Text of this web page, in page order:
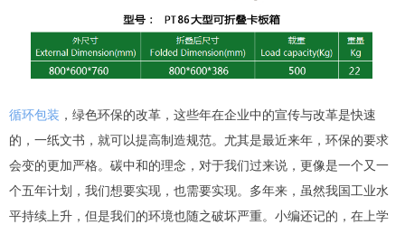
循环包装 ，绿色环保的改革，这些年在企业中的宣传与改革是快速
的，一纸文书，就可以提高制造规范。尤其是最近来年，环保的要求
会变的更加严格。碳中和的理念，对于我们过来说，更像是一个又一
个五年计划，我们想要实现，也需要实现。多年来，虽然我国工业水
平持续上升，但是我们的环境也随之破坏严重。小编还记的，在上学